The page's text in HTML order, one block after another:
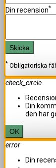
Din recension*
Skicka
* Obligatoriska
check_circle
Din
den har
OK
error
Din